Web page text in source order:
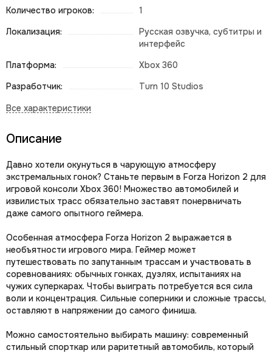
Количество игроков:
1
Локализация:
Русская озвучка, субтитры и
интерфейс
Платформа:
Xbox 360
Разработчик:
Turn 10 Studios
Описание
Давно хотели окунуться в чарующую атмосферу
экстремальных гонок? Станьте первым в Forza Horizon 2 для
игровой консоли Xbox 360! Множество автомобилей и
извилистых трасс обязательно заставят понервничать
даже самого опытного геймера.
Особенная атмосфера Forza Horizon 2 выражается в
необъятности игрового мира. Геймер может
путешествовать по запутанным трассам и участвовать в
соревнованиях: обычных гонках, дуэлях, испытаниях на
чужих суперкарах. Чтобы выиграть потребуется вся сила
воли и концентрация. Сильные соперники и сложные трассы,
оставляют в напряжении до самого финиша.
Можно самостоятельно выбирать машину: современный
стильный спорткар или раритетный автомобиль, который